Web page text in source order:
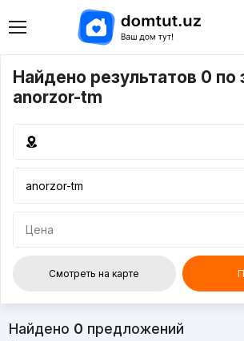
Найдено результатов 0 по
anorzor-tm
Цена
Смотреть на карте
Найдено 0 предложений